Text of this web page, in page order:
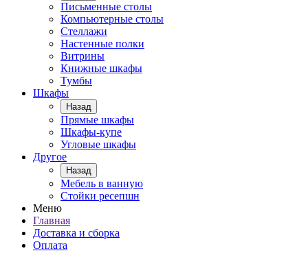
Письменные столы
Компьютерные столы
Стеллажи
Настенные полки
Витрины
Книжные шкафы
Тумбы
Шкафы
Назад
Прямые шкафы
Шкафы-купе
Угловые шкафы
Другое
Назад
Мебель в ванную
Стойки ресепшн
Меню
Главная
Доставка и сборка
Оплата